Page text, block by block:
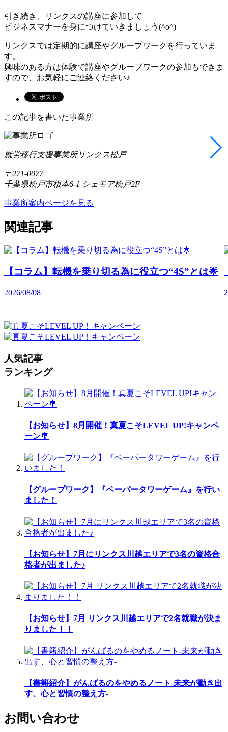
引き続き、リンクスの講座に参加して
ビジネスマナーを身につけていきましょう(^o^)
リンクスでは定期的に講座やグループワークを行っていま
す。
興味のある方は体験で講座やグループワークの参加もできま
すので、お気軽にご連絡ください♪
この記事を書いた事業所
就労移行支援事業所リンクス松戸
〒271-0077
千葉県松戸市根本6-1 シェモア松戸2F
事業所案内ページを見る
関連記事
【コラム】転機を乗り切る為に役立つ“4S”とは🌟
2026/08/08
人気記事
ランキング
【お知らせ】8月開催！真夏こそLEVEL UP!キャンペ
ーン🎐
【グループワーク】『ペーパータワーゲーム』を行い
ました！
【お知らせ】7月にリンクス川越エリアで3名の資格合
格者が出ました♪
【お知らせ】7月 リンクス川越エリアで2名就職が決ま
りました！！
【書籍紹介】がんばるのをやめるノート-未来が動き出
す、心と習慣の整え方-
お問い合わせ